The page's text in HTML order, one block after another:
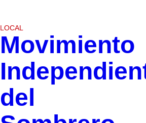
LOCAL
Movimiento
del